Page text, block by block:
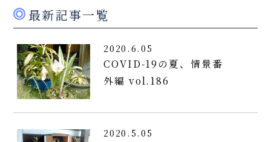
最新記事一覧
2020.6.05
COVID-19の夏、情景番
外編 vol.186
2020.5.05